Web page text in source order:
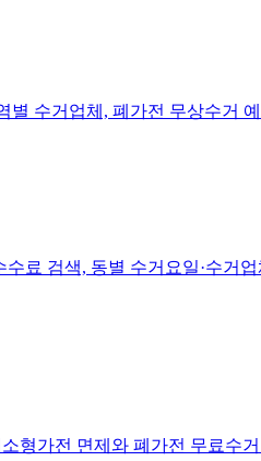
수거업체, 폐가전 무상수거
료 검색, 동별 수거요일·수거
형가전 면제와 폐가전 무료수